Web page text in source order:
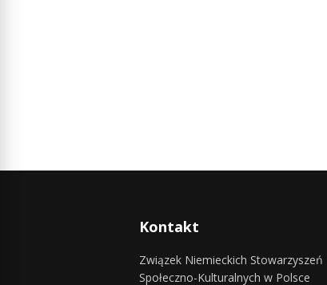
Kontakt
Związek Niemieckich Stowarzyszeń
Społeczno-Kulturalnych w Polsce